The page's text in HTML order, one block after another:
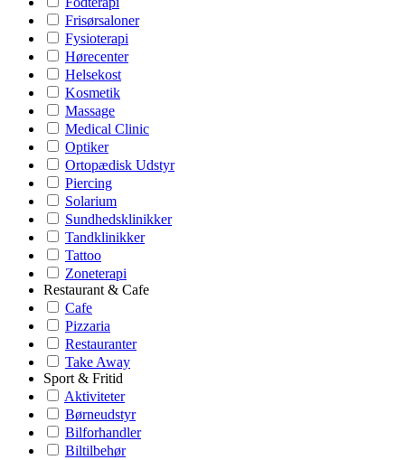
Frisørsaloner
Fysioterapi
Hørecenter
Helsekost
Kosmetik
Massage
Medical Clinic
Optiker
Ortopædisk Udstyr
Piercing
Solarium
Sundhedsklinikker
Tandklinikker
Tattoo
Zoneterapi
Restaurant & Cafe
Cafe
Pizzaria
Restauranter
Take Away
Sport & Fritid
Aktiviteter
Børneudstyr
Bilforhandler
Biltilbehør